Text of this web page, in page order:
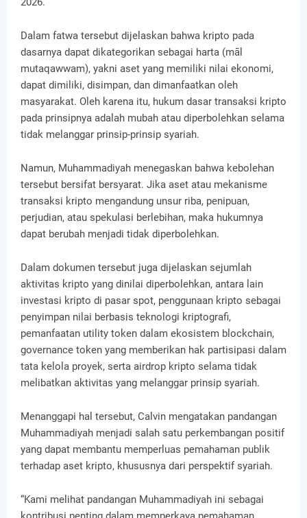
Dalam fatwa tersebut dijelaskan bahwa kripto pada
dasarnya dapat dikategorikan sebagai harta (māl
mutaqawwam), yakni aset yang memiliki nilai ekonomi,
dapat dimiliki, disimpan, dan dimanfaatkan oleh
masyarakat. Oleh karena itu, hukum dasar transaksi kripto
pada prinsipnya adalah mubah atau diperbolehkan selama
tidak melanggar prinsip-prinsip syariah.
Namun, Muhammadiyah menegaskan bahwa kebolehan
tersebut bersifat bersyarat. Jika aset atau mekanisme
transaksi kripto mengandung unsur riba, penipuan,
perjudian, atau spekulasi berlebihan, maka hukumnya
dapat berubah menjadi tidak diperbolehkan.
Dalam dokumen tersebut juga dijelaskan sejumlah
aktivitas kripto yang dinilai diperbolehkan, antara lain
investasi kripto di pasar spot, penggunaan kripto sebagai
penyimpan nilai berbasis teknologi kriptografi,
pemanfaatan utility token dalam ekosistem blockchain,
governance token yang memberikan hak partisipasi dalam
tata kelola proyek, serta airdrop kripto selama tidak
melibatkan aktivitas yang melanggar prinsip syariah.
Menanggapi hal tersebut, Calvin mengatakan pandangan
Muhammadiyah menjadi salah satu perkembangan positif
yang dapat membantu memperluas pemahaman publik
terhadap aset kripto, khususnya dari perspektif syariah.
“Kami melihat pandangan Muhammadiyah ini sebagai